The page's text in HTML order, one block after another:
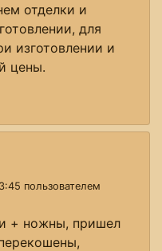
отделки и
для
изготовлении и
цены.
пользователем
+ ножны, пришел